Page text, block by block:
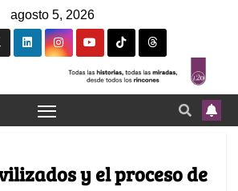
agosto 5, 2026
y el proceso de